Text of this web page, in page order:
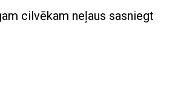
cilvēkam neļaus sasniegt